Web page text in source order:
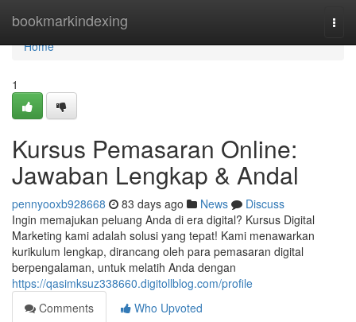
bookmarkindexing
Home
Home
1
Kursus Pemasaran Online:
Jawaban Lengkap & Andal
pennyooxb928668 83 days ago News
Discuss
Ingin memajukan peluang Anda di era digital? Kursus Digital
Marketing kami adalah solusi yang tepat! Kami menawarkan
kurikulum lengkap, dirancang oleh para pemasaran digital
berpengalaman, untuk melatih Anda dengan
https://qasimksuz338660.digitollblog.com/profile
Comments
Who Upvoted